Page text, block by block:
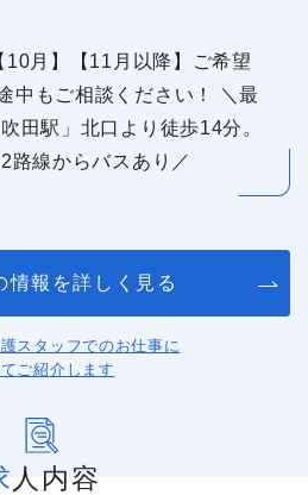
月】【11月以降】ご希望
中もご相談ください！ ＼最
田駅」北口より徒歩14分。
路線からバスあり／
情報を詳しく見る
スタッフでのお仕事に
ご紹介します
求人内容